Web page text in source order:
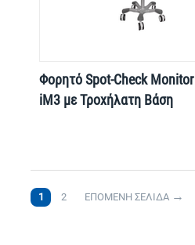
Φορητό Spot-Check Monitor
iM3 με Τροχήλατη Βάση
1 2 ΕΠΟΜΕΝΗ ΣΕΛΙΔΑ